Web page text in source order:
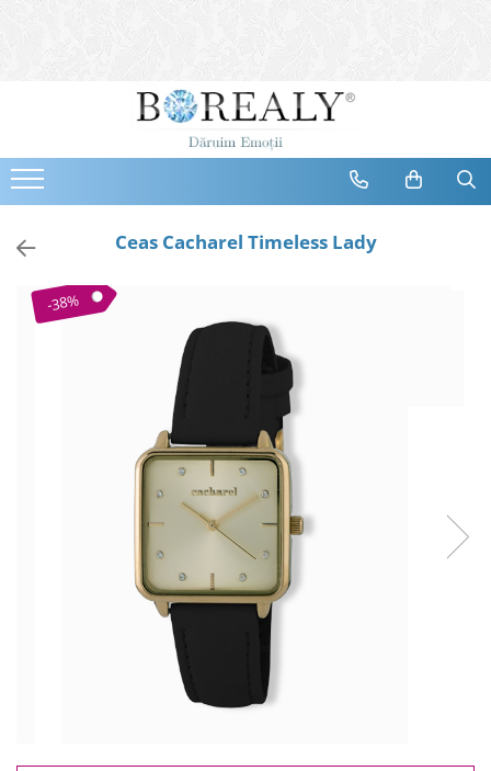
Bijuterii
Cercei
Bratari
Coliere
Brose
Tiare
Cele mai vandute
Cele mai votate
Ceas Cacharel Timeless Lady
-38%